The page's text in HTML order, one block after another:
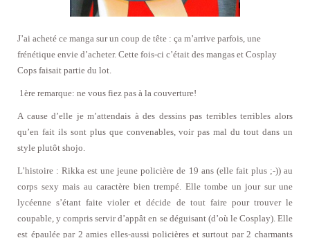
J’ai acheté ce manga sur un coup de tête : ça m’arrive parfois, une
frénétique envie d’acheter. Cette fois-ci c’était des mangas et Cosplay
Cops faisait partie du lot.
1ère remarque: ne vous fiez pas à la couverture!
A cause d’elle je m’attendais à des dessins pas terribles terribles alors
qu’en fait ils sont plus que convenables, voir pas mal du tout dans un
style plutôt shojo.
L’histoire : Rikka est une jeune policière de 19 ans (elle fait plus ;-)) au
corps sexy mais au caractère bien trempé. Elle tombe un jour sur une
lycéenne s’étant faite violer et décide de tout faire pour trouver le
coupable, y compris servir d’appât en se déguisant (d’où le Cosplay). Elle
est épaulée par 2 amies elles-aussi policières et surtout par 2 charmants